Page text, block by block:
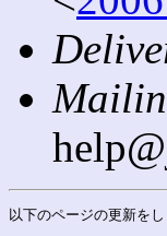
以下のページの更新を